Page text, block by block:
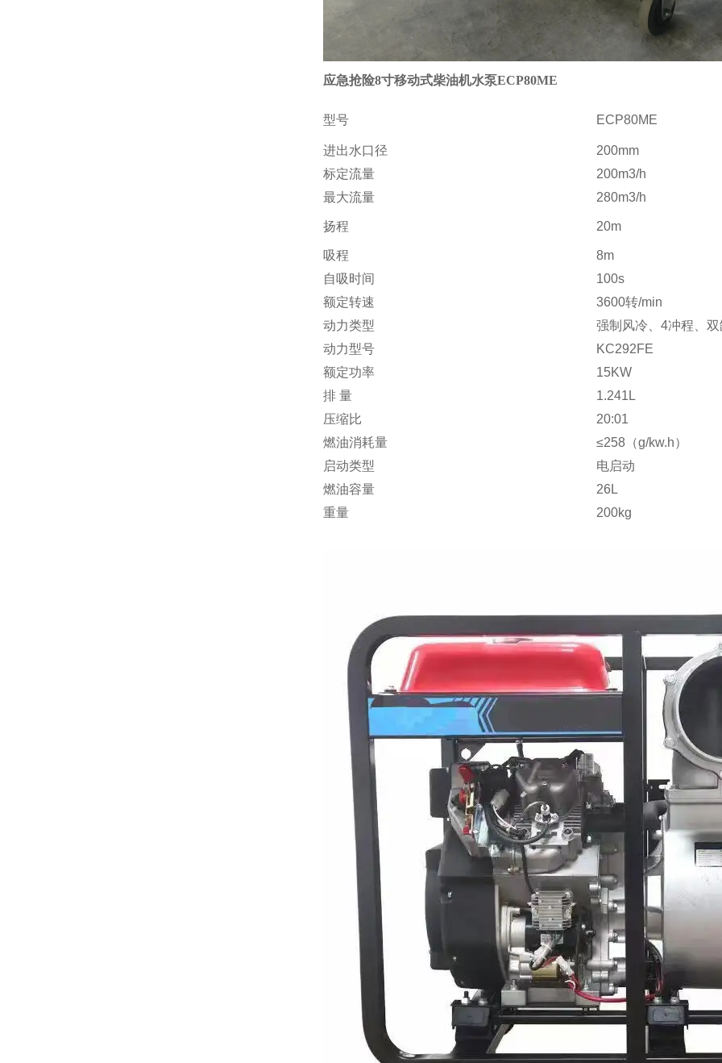
应急抢险8寸移动式柴油机水泵ECP80ME
型号 ECP80ME
进出水口径
200mm
标定流量
200m3/h
最大流量
280m3/h
扬程 20m
吸程
8m
自吸时间
100s
额定转速
3600转/min
动力类型
强制风冷、4冲程、双
动力型号
KC292FE
额定功率
15KW
排 量
1.241L
压缩比
20:01
燃油消耗量
≤258（g/kw.h）
启动类型
电启动
燃油容量
26L
重量
200kg